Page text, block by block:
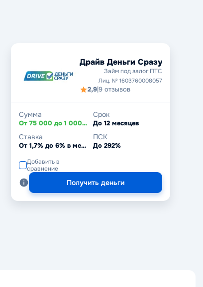
Драйв Деньги Сразу
Займ под залог ПТС
Лиц. № 1603760008057
2,9|9 отзывов
Сумма
От 75 000 до 1 000 000 ₽
Срок
До 12 месяцев
Ставка
От 1,7% до 6% в месяц
ПСК
До 292%
Добавить в
сравнение
Получить деньги